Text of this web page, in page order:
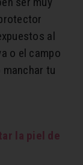
al
o el campo
manchar tu
la piel de